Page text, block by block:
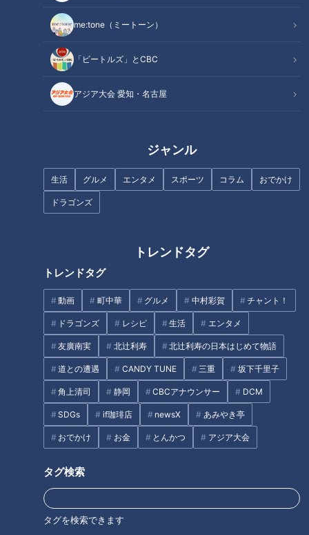
me:tone（ミートーン）
「ビートルズ」とCBC
アジア大会 愛知・名古屋
ジャンル
生活 グルメ エンタメ スポーツ コラム おでかけ
ドラゴンズ
トレンドタグ
トレンドタグ
動画 町中華 グルメ 中村彩賀 チャント！
ドラゴンズ レシピ 生活 エンタメ
友廣南実 北辻利寿 北辻利寿の日本はじめて物語
道との遭遇 CANDY TUNE 三重 坂下千里子
角上清司 静岡 CBCアナウンサー DCM
SDGs if珈琲店 newsX あみやき亭
おでかけ お金 とんかつ アジア大会
タグ検索
タグを検索できます
名古屋市南区にある、1969年創業の老舗寿司店『南天寿
し』。 人気の『握り寿司セット』(1,800円)をはじめ、日比野•
柳橋市場などで仕入れる新鮮な海鮮メニューがお値打ちにいた
CBCテレビ『花咲かタイムズ』うなずキング
の『豪華海鮮丼』(2,500円)。岐阜県産ハツシモのシャリの上
には、三河産のヒラメ、伊勢まぐろの中トロ、いくら、ズワイ
ガニ、穴子、海老などのネタが21種類ものっていてボリューム